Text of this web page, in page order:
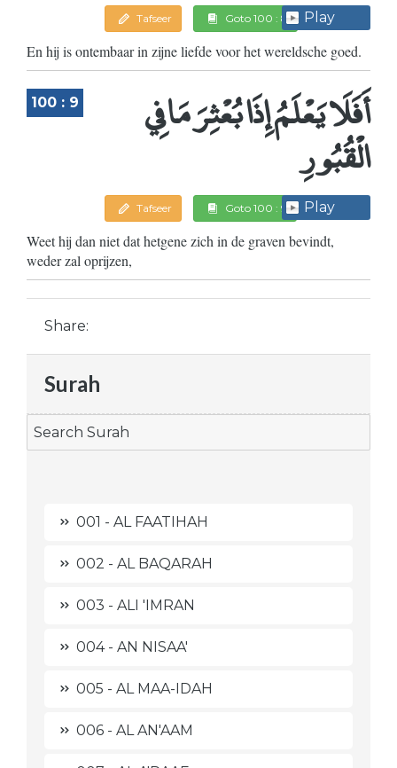
Tafseer Goto 100 : 8 Play
En hij is ontembaar in zijne liefde voor het wereldsche goed.
100 : 9 أَفَلَا يَعْلَمُ إِذَا بُعْثِرَ مَا فِي
الْقُبُورِ
Tafseer Goto 100 : 9 Play
Weet hij dan niet dat hetgene zich in de graven bevindt,
weder zal oprijzen,
Share:
Surah
001 - AL FAATIHAH
002 - AL BAQARAH
003 - ALI 'IMRAN
004 - AN NISAA'
005 - AL MAA-IDAH
006 - AL AN'AAM